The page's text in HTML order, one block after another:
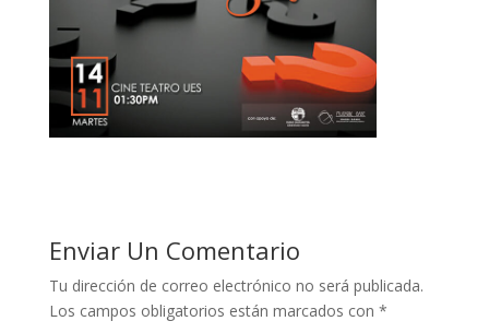
Enviar Un Comentario
Tu dirección de correo electrónico no será publicada.
Los campos obligatorios están marcados con *